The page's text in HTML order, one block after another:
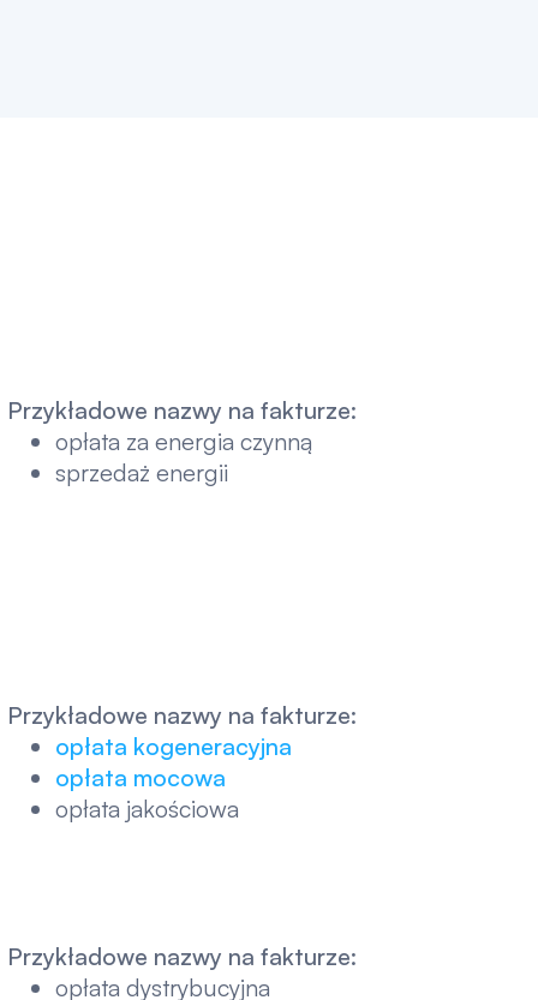
Przykładowe nazwy na fakturze:
opłata za energia czynną
sprzedaż energii
Przykładowe nazwy na fakturze:
opłata kogeneracyjna
opłata mocowa
opłata jakościowa
Przykładowe nazwy na fakturze:
opłata dystrybucyjna